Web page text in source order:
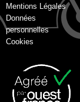
Mentions Légales
Données
personnelles
Cookies